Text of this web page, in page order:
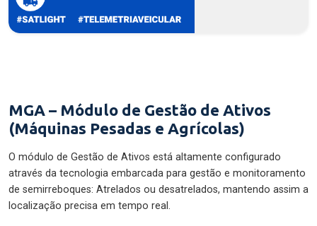
MGA – Módulo de Gestão de Ativos
(Máquinas Pesadas e Agrícolas)
O módulo de Gestão de Ativos está altamente configurado
através da tecnologia embarcada para gestão e monitoramento
de semirreboques: Atrelados ou desatrelados, mantendo assim a
localização precisa em tempo real.